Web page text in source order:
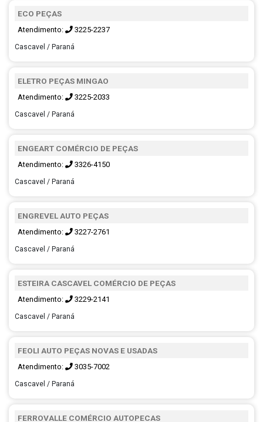
ECO PEÇAS
Atendimento: 3225-2237
Cascavel / Paraná
ELETRO PEÇAS MINGAO
Atendimento: 3225-2033
Cascavel / Paraná
ENGEART COMÉRCIO DE PEÇAS
Atendimento: 3326-4150
Cascavel / Paraná
ENGREVEL AUTO PEÇAS
Atendimento: 3227-2761
Cascavel / Paraná
ESTEIRA CASCAVEL COMÉRCIO DE PEÇAS
Atendimento: 3229-2141
Cascavel / Paraná
FEOLI AUTO PEÇAS NOVAS E USADAS
Atendimento: 3035-7002
Cascavel / Paraná
FERROVALLE COMÉRCIO AUTOPECAS